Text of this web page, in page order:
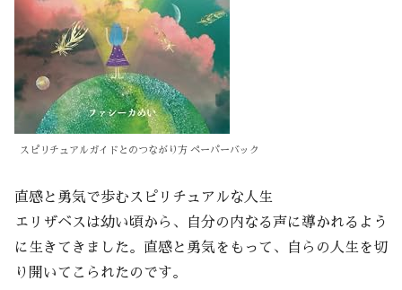
スピリチュアルガイドとのつながり方 ペーパーバック
直感と勇気で歩むスピリチュアルな人生
エリザベスは幼い頃から、自分の内なる声に導かれるよう
に生きてきました。直感と勇気をもって、自らの人生を切
り開いてこられたのです。